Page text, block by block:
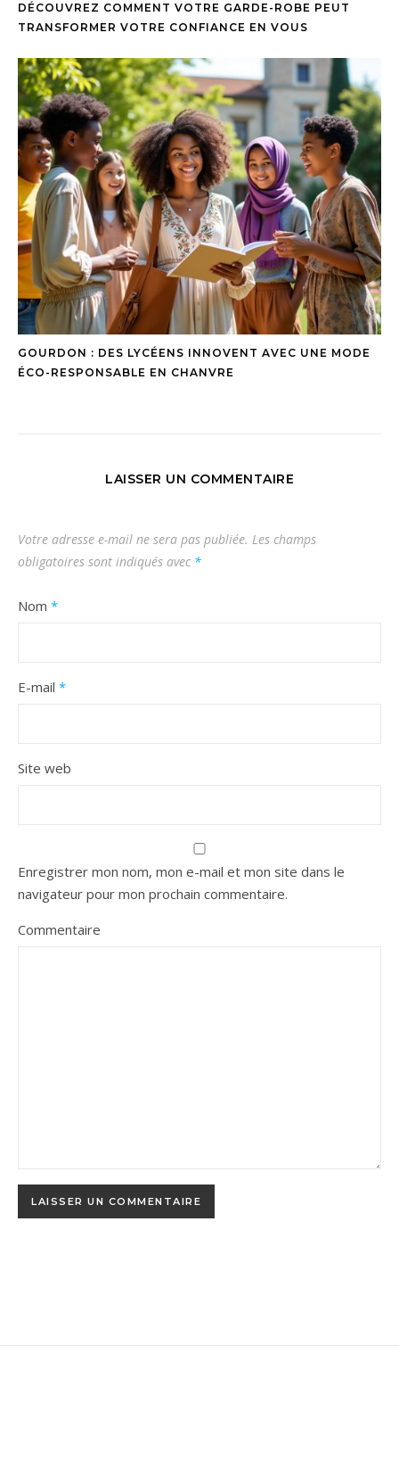
DÉCOUVREZ COMMENT VOTRE GARDE-ROBE PEUT
TRANSFORMER VOTRE CONFIANCE EN VOUS
GOURDON : DES LYCÉENS INNOVENT AVEC UNE MODE
ÉCO-RESPONSABLE EN CHANVRE
LAISSER UN COMMENTAIRE
Votre adresse e-mail ne sera pas publiée. Les champs
obligatoires sont indiqués avec *
Nom *
E-mail *
Site web
Enregistrer mon nom, mon e-mail et mon site dans le
navigateur pour mon prochain commentaire.
Commentaire